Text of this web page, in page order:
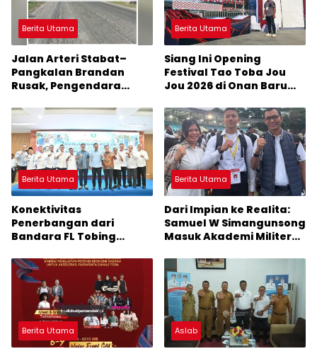
Berita Utama
Jalan Arteri Stabat–
Pangkalan Brandan
Rusak, Pengendara
Berita Utama
Siang Ini Opening
Festival Tao Toba Jou
Jou 2026 di Onan Baru
Dihibur Marsada Band
Berita Utama
Konektivitas
Penerbangan dari
Bandara FL Tobing
Jadi Perhatian Anggota
DPR RI Muhammad Lokot
Nasution
Berita Utama
Dari Impian ke Realita:
Samuel W Simangunsong
Masuk Akademi Militer
Berita Utama Aslab